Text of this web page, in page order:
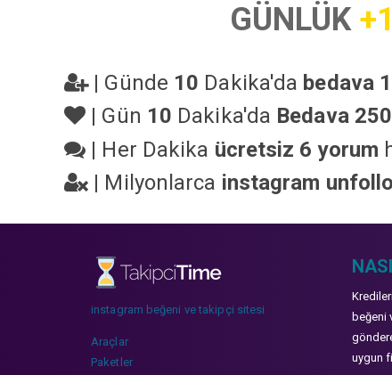
GÜNLÜK
| Günde 10 Dakika'da bedava
| Gün 10 Dakika'da Bedava
| Her Dakika ücretsiz 6 yorum
| Milyonlarca instagram
instagram beğeni ve takipçi sitesi
Araçlar
Paketler
beğeni
uygun